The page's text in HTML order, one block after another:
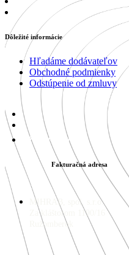
Dôležité informácie
Hľadáme dodávateľov
Obchodné podmienky
Odstúpenie od zmluvy
Fakturačná adresa
MIHRAB, spol. s.r.o.
Za kláštorom 1190/16
Ružomberok